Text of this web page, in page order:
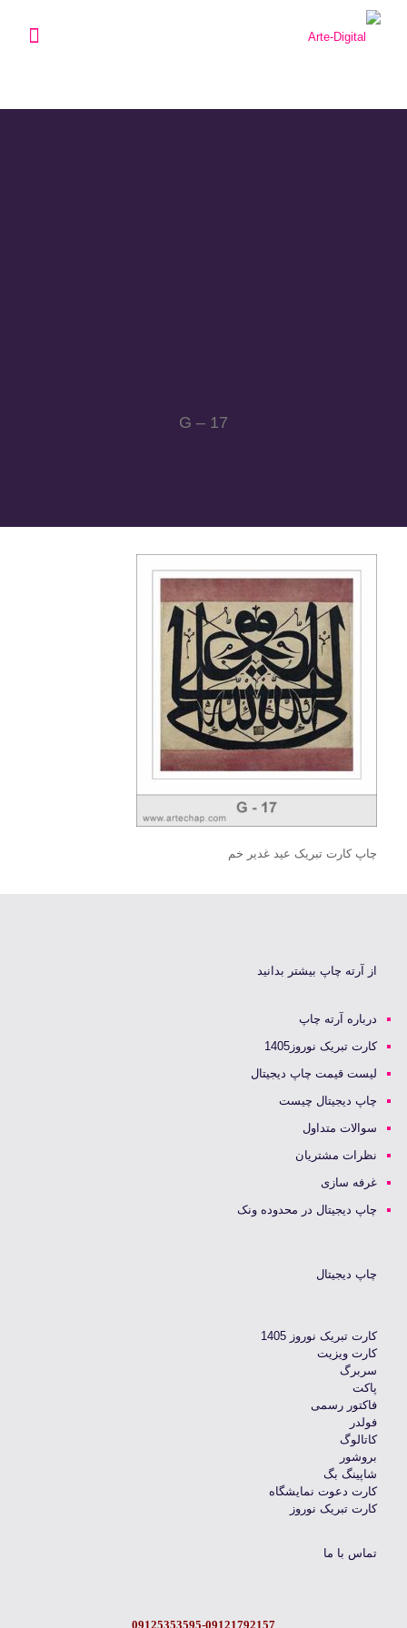
G – 17
چاپ کارت تبریک عید غدیر خم
از آرته چاپ بیشتر بدانید
درباره آرته چاپ
کارت تبریک نوروز1405
لیست قیمت چاپ دیجیتال
چاپ دیجیتال چیست
سوالات متداول
نظرات مشتریان
غرفه سازی
چاپ دیجیتال در محدوده ونک
چاپ دیجیتال
کارت تبریک نوروز 1405
کارت ویزیت
سربرگ
پاکت
فاکتور رسمی
فولدر
کاتالوگ
بروشور
شاپینگ بگ
کارت دعوت نمایشگاه
کارت تبریک نوروز
تماس با ما
09125353595-09121792157